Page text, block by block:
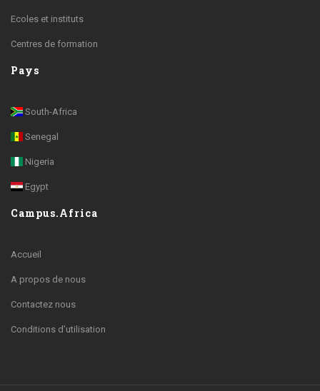
Ecoles et instituts
Centres de formation
Pays
South-Africa
Senegal
Nigeria
Egypt
Campus.Africa
Accueil
A propos de nous
Contactez nous
Conditions d’utilisation